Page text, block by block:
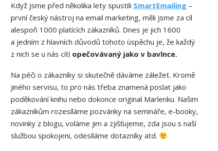
Když jsme před několika lety spustili SmartEmailing –
první český nástroj na email marketing, měli jsme za cíl
alespoň 1000 platících zákazníků. Dnes je jich 1600
a jedním z hlavních důvodů tohoto úspěchu je, že každý
z nich se u nás cítí opečovávaný jako v bavlnce.
Na péči o zákazníky si skutečně dáváme záležet. Kromě
jiného servisu, to pro nás třeba znamená poslat jako
poděkování knihu nebo dokonce original Marlenku. Našim
zákazníkům rozesíláme pozvánky na semináře, e-booky,
novinky z blogu, voláme jim a zjišťujeme, zda jsou s naší
službou spokojeni, odesíláme dotazníky atd.